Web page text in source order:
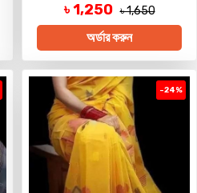
৳ 1,250 ৳ 1,650
অর্ডার করুন
-24%